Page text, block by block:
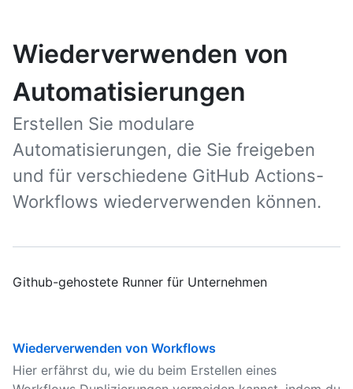
Wiederverwenden von
Automatisierungen
Erstellen Sie modulare
Automatisierungen, die Sie freigeben
und für verschiedene GitHub Actions-
Workflows wiederverwenden können.
Github-gehostete Runner für Unternehmen
Wiederverwenden von Workflows
Hier erfährst du, wie du beim Erstellen eines